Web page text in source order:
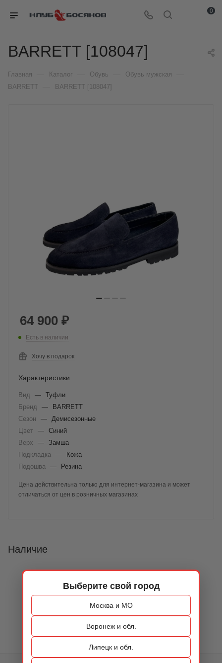
Выберите свой город
Москва и МО
Воронеж и обл.
Липецк и обл.
0
BARRETT [108047]
Главная Каталог Обувь Обувь мужская
BARRETT BARRETT [108047]
64 900 ₽
Есть в наличии
Хочу в подарок
Характеристики
Вид — Туфли
Бренд
—
BARRETT
Сезон
—
Демисезонные
Цвет — Синий
Верх
— Замша
Подкладка
—
Кожа
Подошва
— Резина
Цена действительна только для интернет-магазина и может
отличаться от цен в розничных магазинах
Наличие